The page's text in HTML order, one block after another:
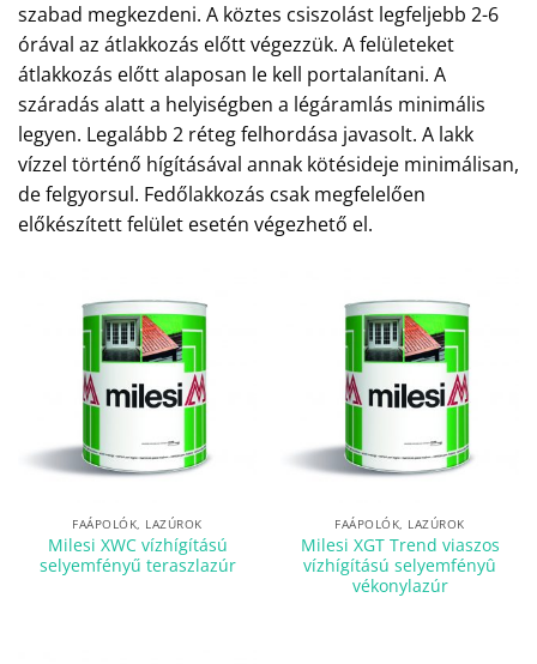
szabad megkezdeni. A köztes csiszolást legfeljebb 2-6
órával az átlakkozás előtt végezzük. A felületeket
átlakkozás előtt alaposan le kell portalanítani. A
száradás alatt a helyiségben a légáramlás minimális
legyen. Legalább 2 réteg felhordása javasolt. A lakk
vízzel történő hígításával annak kötésideje minimálisan,
de felgyorsul. Fedőlakkozás csak megfelelően
előkészített felület esetén végezhető el.
FAÁPOLÓK, LAZÚROK
Milesi XWC vízhígítású
selyemfényű teraszlazúr
FAÁPOLÓK, LAZÚROK
Milesi XGT Trend viaszos
vízhígítású selyemfényû
vékonylazúr